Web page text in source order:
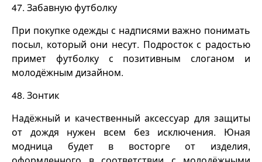
47. Забавную футболку
При покупке одежды с надписями важно понимать
посыл, который они несут. Подросток с радостью
примет футболку с позитивным слоганом и
молодёжным дизайном.
48. Зонтик
Надёжный и качественный аксессуар для защиты
от дождя нужен всем без исключения. Юная
модница будет в восторге от изделия,